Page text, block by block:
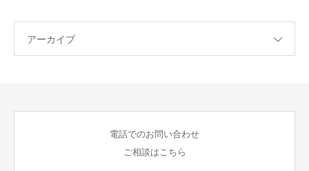
アーカイブ
電話でのお問い合わせ
ご相談はこちら